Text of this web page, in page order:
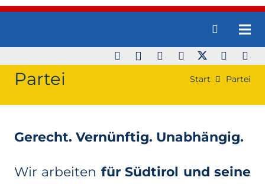
Partei Start Partei
Gerecht. Vernünftig. Unabhängig.
Wir arbeiten für Südtirol und seine